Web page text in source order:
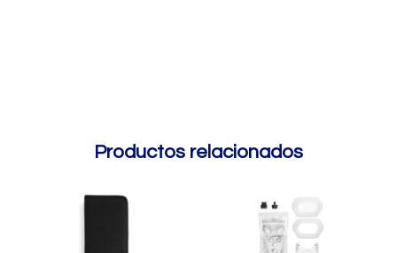
Productos relacionados